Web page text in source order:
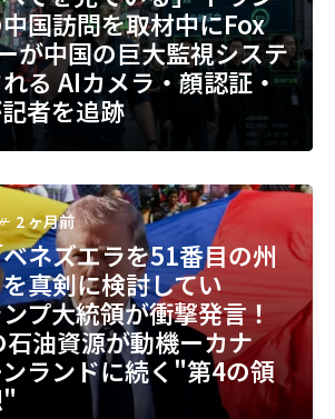
怖煽りの前科を持つメデ
ハンタウイルスで「カ
リング(過剰な安心感の
する驚愕の二枚舌
国訪問を取材中にFox
が中国の巨大監視システ
る AIカメラ・顔認証・
者を追跡
官が連邦罪3件で有罪を
38年の懲役刑に直面
敗の核心」が崩れ始め
2 ヶ月前
ネズエラを51番目の州
真剣に検討してい
プ大統領が衝撃発言！
油資源が動機ーカナ
ランドに続く"第4の領